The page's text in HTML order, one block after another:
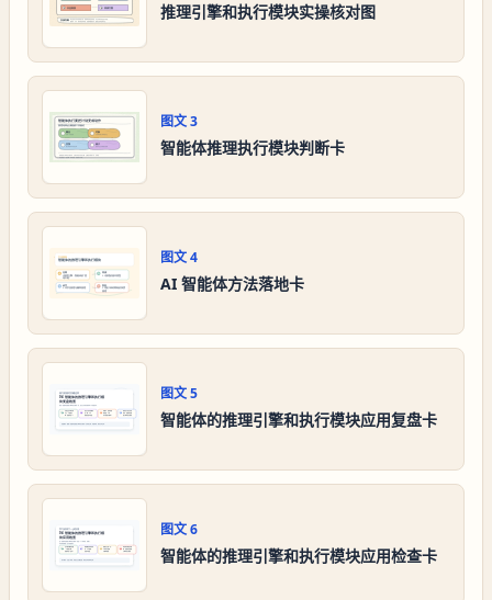
推理引擎和执行模块实操核对图
图文3
智能体推理执行模块判断卡
图文4
AI 智能体方法落地卡
图文5
智能体的推理引擎和执行模块应用复盘卡
图文6
智能体的推理引擎和执行模块应用检查卡